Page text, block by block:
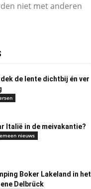
niet met anderen
de lente dichtbij én ver
Italië in de meivakantie?
nieuws
Boker Lakeland in het
Delbrück